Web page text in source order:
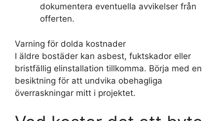
dokumentera eventuella avvikelser från
offerten.
Varning för dolda kostnader
I äldre bostäder kan asbest, fuktskador eller
bristfällig elinstallation tillkomma. Börja med en
besiktning för att undvika obehagliga
överraskningar mitt i projektet.